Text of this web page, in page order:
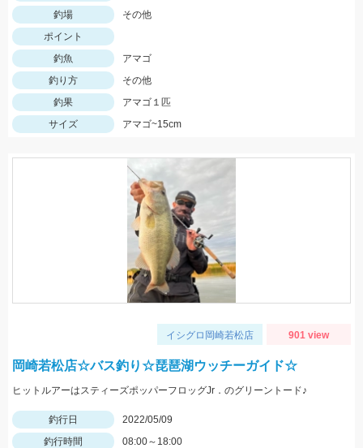
釣場
その他
ポイント
釣魚
アマゴ
釣り方
その他
釣果
アマゴ１匹
サイズ
アマゴ~15cm
イシグロ岡崎若松店 901 view
岡崎若松店☆バス釣り☆琵琶湖ウッチーガイド☆
ヒットルアーはスティーズポッパーフロッグJr．のグリーントード♪
釣行日
2022/05/09
釣行時間
08:00～18:00